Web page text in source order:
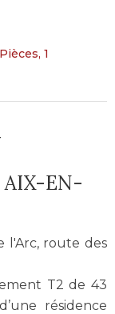
1
AIX-EN-
l'Arc, route des
T2 de 43
résidence